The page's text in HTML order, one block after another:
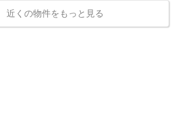
近くの物件をもっと見る